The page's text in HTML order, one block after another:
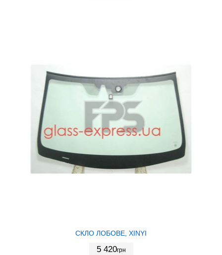
СКЛО ЛОБОВЕ, XINYI
5 420грн